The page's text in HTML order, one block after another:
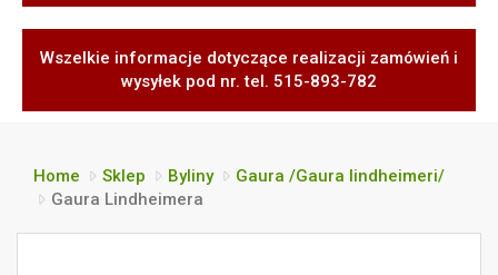
Wszelkie informacje dotyczące realizacji zamówień i
wysyłek pod nr. tel. 515-893-782
Home Sklep Byliny
Gaura /Gaura lindheimeri/
Gaura Lindheimera